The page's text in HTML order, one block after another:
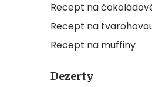
Recept na
Recept na
Recept na muffiny
Dezerty